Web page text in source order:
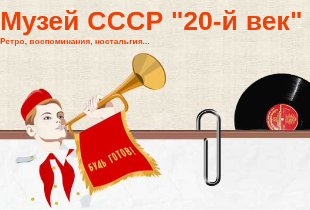
Музей СССР "20-й век"
Ретро, воспоминания, ностальгия...